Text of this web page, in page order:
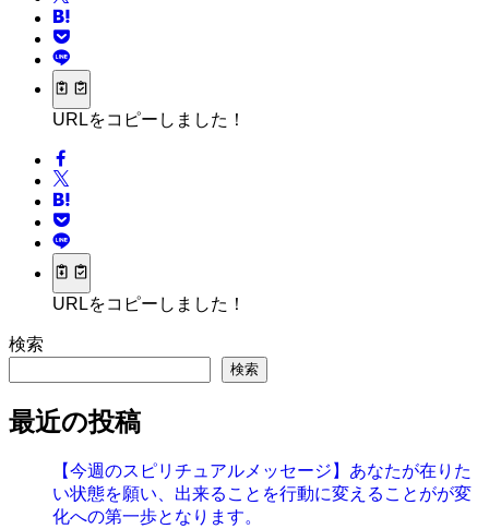
URLをコピーしました！
URLをコピーしました！
検索
検索
最近の投稿
【今週のスピリチュアルメッセージ】あなたが在りた
い状態を願い、出来ることを行動に変えることがが変
化への第一歩となります。